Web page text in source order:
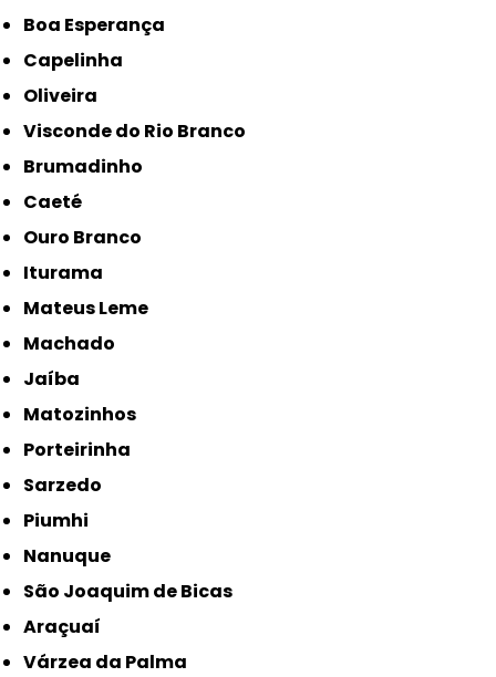
Boa Esperança
Capelinha
Oliveira
Visconde do Rio Branco
Brumadinho
Caeté
Ouro Branco
Iturama
Mateus Leme
Machado
Jaíba
Matozinhos
Porteirinha
Sarzedo
Piumhi
Nanuque
São Joaquim de Bicas
Araçuaí
Várzea da Palma